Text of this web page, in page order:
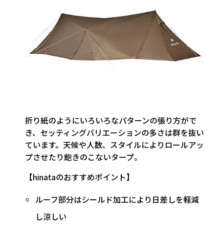
折り紙のようにいろいろなパターンの張り方がで
き、 セッティングバリエーションの多さは群を抜い
ています。天候や人数、スタイルによりロールアッ
プさせたり飽きのこないタープ。
【hinataのおすすめポイント】
ルーフ部分はシールド加工により日差しを軽減
し涼しい